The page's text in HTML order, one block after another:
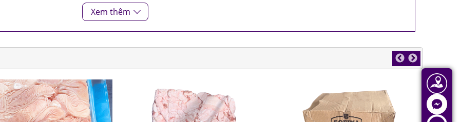
Tân Thới Hiệp, TP.HCM
Xem thêm